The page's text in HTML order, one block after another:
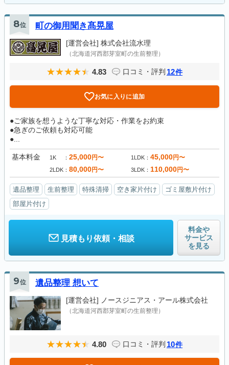
8位 町の御用聞き髙晃屋
[運営会社] 株式会社流水理
（北海道河西郡芽室町の生前整理）
4.83 口コミ・評判 12件
お気に入りに追加
●ご家族を想うような丁寧な対応・作業をお約束
●急ぎのご依頼も対応可能
●...
基本料金 1K 25,000円〜 1LDK 45,000円〜
2LDK 80,000円〜 3LDK 110,000円〜
遺品整理 生前整理 特殊清掃 空き家片付け
ゴミ屋敷片付け
部屋片付け
見積もり依頼・相談
料金や
サービス
を見る
9位 遺品整理 想いて
[運営会社] ノースジニアス・アール株式会社
（北海道河西郡芽室町の生前整理）
4.80 口コミ・評判 10件